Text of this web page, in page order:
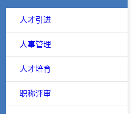
人才引进
人事管理
人才培育
职称评审